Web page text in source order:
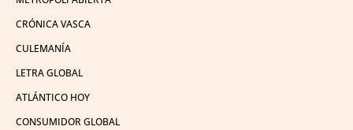
CRÓNICA VASCA
CULEMANÍA
LETRA GLOBAL
ATLÁNTICO HOY
CONSUMIDOR GLOBAL